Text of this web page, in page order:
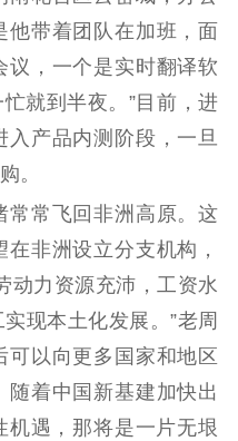
他带着团队在加班，面
议，一个是实时翻译软
就到半夜。”目前，进
产品内测阶段，一旦
。
常飞回非洲高原。这
非洲设立分支机构，
动力资源充沛，工资水
现本土化发展。”老周
以向更多国家和地区
着中国新基建加快出
机遇，那将是一片无垠